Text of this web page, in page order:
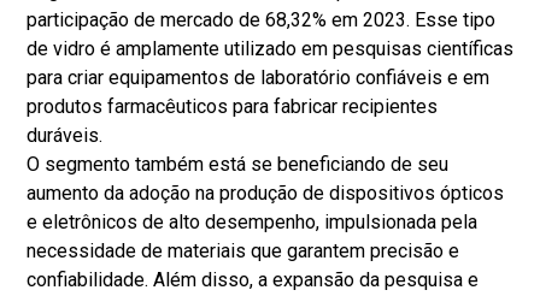
participação de mercado de 68,32% em 2023. Esse tipo
de vidro é amplamente utilizado em pesquisas científicas
para criar equipamentos de laboratório confiáveis e em
produtos farmacêuticos para fabricar recipientes
duráveis.
O segmento também está se beneficiando de seu
aumento da adoção na produção de dispositivos ópticos
e eletrônicos de alto desempenho, impulsionada pela
necessidade de materiais que garantem precisão e
confiabilidade. Além disso, a expansão da pesquisa e